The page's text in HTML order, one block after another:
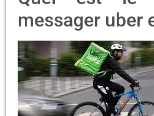
messager uber